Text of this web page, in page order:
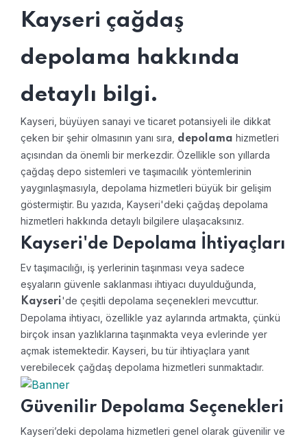
Kayseri çağdaş
depolama hakkında
detaylı bilgi.
Kayseri, büyüyen sanayi ve ticaret potansiyeli ile dikkat
çeken bir şehir olmasının yanı sıra, depolama hizmetleri
açısından da önemli bir merkezdir. Özellikle son yıllarda
çağdaş depo sistemleri ve taşımacılık yöntemlerinin
yaygınlaşmasıyla, depolama hizmetleri büyük bir gelişim
göstermiştir. Bu yazıda, Kayseri'deki çağdaş depolama
hizmetleri hakkında detaylı bilgilere ulaşacaksınız.
Kayseri'de Depolama İhtiyaçları
Ev taşımacılığı, iş yerlerinin taşınması veya sadece
eşyaların güvenle saklanması ihtiyacı duyulduğunda,
Kayseri'de çeşitli depolama seçenekleri mevcuttur.
Depolama ihtiyacı, özellikle yaz aylarında artmakta, çünkü
birçok insan yazlıklarına taşınmakta veya evlerinde yer
açmak istemektedir. Kayseri, bu tür ihtiyaçlara yanıt
verebilecek çağdaş depolama hizmetleri sunmaktadır.
Güvenilir Depolama Seçenekleri
Kayseri’deki depolama hizmetleri genel olarak güvenilir ve